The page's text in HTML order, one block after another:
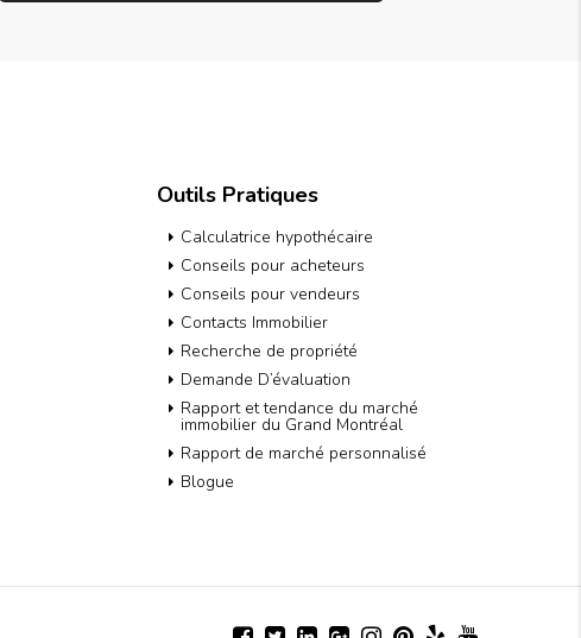
Outils Pratiques
Calculatrice hypothécaire
Conseils pour acheteurs
Conseils pour vendeurs
Contacts Immobilier
Recherche de propriété
Demande D’évaluation
Rapport et tendance du marché
immobilier du Grand Montréal
Rapport de marché personnalisé
Blogue